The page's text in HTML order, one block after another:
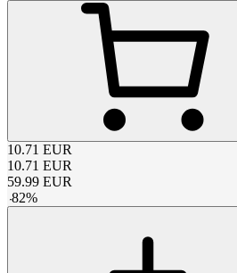
10.71 EUR
10.71 EUR
59.99 EUR
-82%